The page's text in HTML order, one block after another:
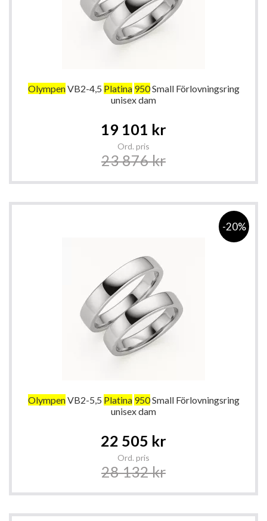
OlympenVB2-4,5 Platina 950Small Förlovningsring
unisex dam
19 101 kr
Ord. pris
23 876 kr
-20%
OlympenVB2-5,5 Platina 950Small Förlovningsring
unisex dam
22 505 kr
Ord. pris
28 132 kr